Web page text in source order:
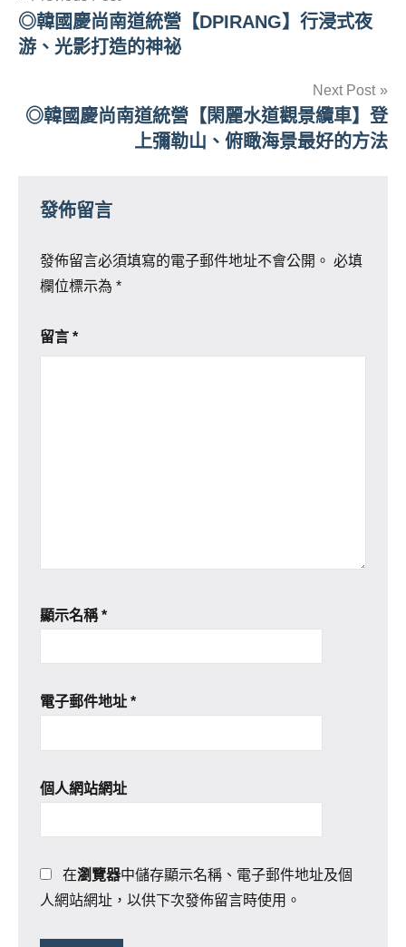
章
覽
◎韓國慶尚南道統營【DPIRANG】行浸式夜
游、光影打造的神祕
Next Post
◎韓國慶尚南道統營【閑麗水道觀景纜車】登
上彌勒山、俯瞰海景最好的方法
發佈留言
發佈留言必須填寫的電子郵件地址不會公開。 必填
欄位標示為 *
留言 *
顯示名稱*
電子郵件地址 *
個人網站網址
在瀏覽器中儲存顯示名稱、電子郵件地址及個
人網站網址，以供下次發佈留言時使用。